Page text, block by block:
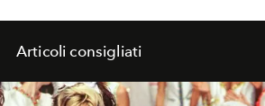
Articoli consigliati